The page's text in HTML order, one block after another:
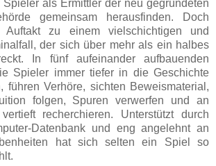
als Ermittler der neu gegründeten
gemeinsam herausfinden. Doch
zu einem vielschichtigen und
der sich über mehr als ein halbes
In fünf aufeinander aufbauenden
Spieler immer tiefer in die Geschichte
führen Verhöre, sichten Beweismaterial,
folgen, Spuren verwerfen und an
recherchieren. Unterstützt durch
Datenbank und eng angelehnt an
hat sich selten ein Spiel so